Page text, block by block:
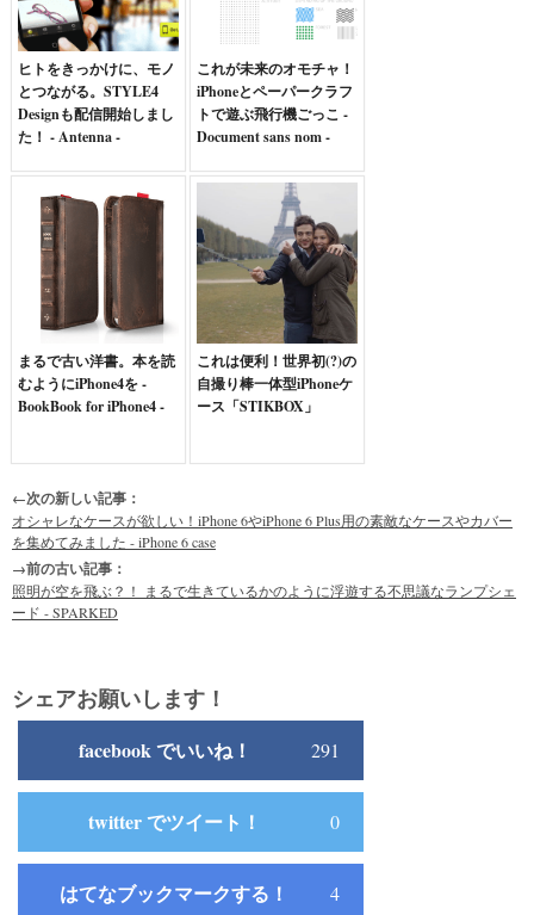
ヒトをきっかけに、モノ
とつながる。STYLE4
Designも配信開始しまし
た！ - Antenna -
これが未来のオモチャ！
iPhoneとペーパークラフ
トで遊ぶ飛行機ごっこ -
Document sans nom -
まるで古い洋書。本を読
むようにiPhone4を -
BookBook for iPhone4 -
これは便利！世界初(?)の
自撮り棒一体型iPhoneケ
ース「STIKBOX」
←次の新しい記事：
オシャレなケースが欲しい！iPhone 6やiPhone 6 Plus用の素敵なケースやカバー
を集めてみました - iPhone 6 case
→前の古い記事：
照明が空を飛ぶ？！ まるで生きているかのように浮遊する不思議なランプシェ
ード - SPARKED
シェアお願いします！
facebook でいいね！ 291
twitter でツイート！ 0
はてなブックマークする！ 4